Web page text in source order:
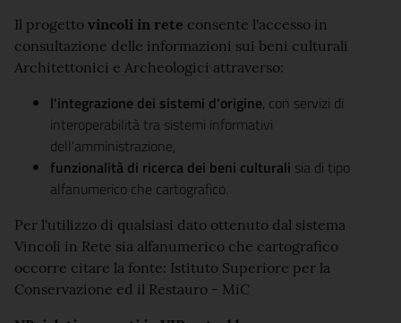
Il progetto vincoli in rete consente l'accesso in
consultazione delle informazioni sui beni culturali
Architettonici e Archeologici attraverso:
l'integrazione dei sistemi d'origine, con servizi di
interoperabilità tra sistemi informativi
dell'amministrazione,
funzionalità di ricerca dei beni culturali sia di tipo
alfanumerico che cartografico.
Per l'utilizzo di qualsiasi dato ottenuto dal sistema
Vincoli in Rete sia alfanumerico che cartografico
occorre citare la fonte: Istituto Superiore per la
Conservazione ed il Restauro - MiC